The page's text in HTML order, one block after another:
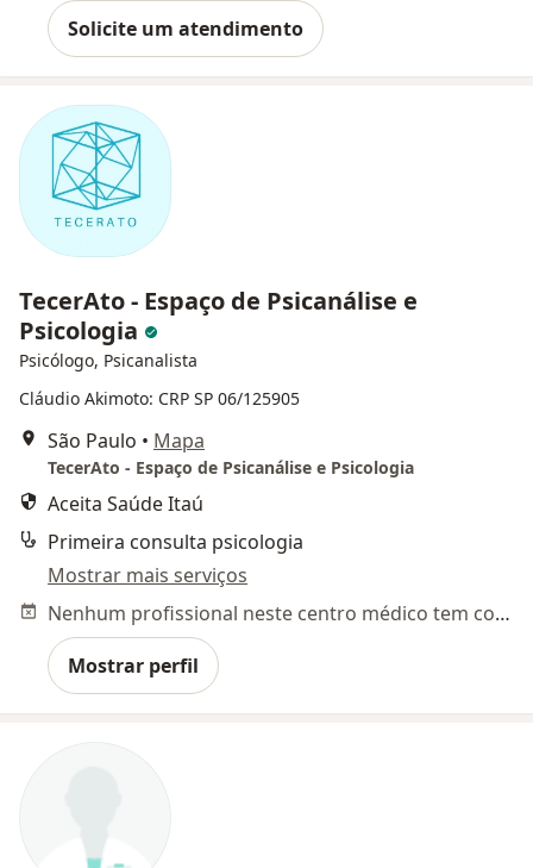
Solicite um atendimento
TecerAto - Espaço de Psicanálise e
Psicologia
Psicólogo, Psicanalista
Cláudio Akimoto: CRP SP 06/125905
São Paulo • Mapa
TecerAto - Espaço de Psicanálise e Psicologia
Aceita Saúde Itaú
Primeira consulta psicologia
Mostrar mais serviços
Nenhum profissional neste centro médico tem consultas disponíveis
Mostrar perfil